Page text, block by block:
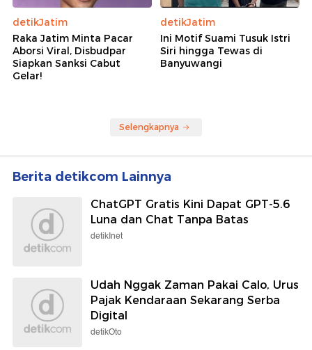
detikJatim
Raka Jatim Minta Pacar
Aborsi Viral, Disbudpar
Siapkan Sanksi Cabut
Gelar!
detikJatim
Ini Motif Suami Tusuk Istri
Siri hingga Tewas di
Banyuwangi
Selengkapnya
Berita detikcom Lainnya
ChatGPT Gratis Kini Dapat GPT-5.6
Luna dan Chat Tanpa Batas
detikInet
Udah Nggak Zaman Pakai Calo, Urus
Pajak Kendaraan Sekarang Serba
Digital
detikOto